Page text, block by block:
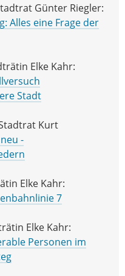
Günter Riegler:
Alles eine Frage der
Elke Kahr:
Stadt
Kurt
-
Elke Kahr:
7
Elke Kahr:
Personen im